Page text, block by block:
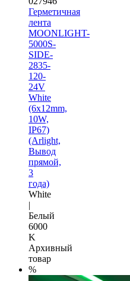
Герметичная
лента
MOONLIGHT-
5000S-
SIDE-
2835-
120-
24V
White
(6х12mm,
10W,
IP67)
(Arlight,
Вывод
прямой,
3
года)
White
|
Белый
6000
K
Архивный
товар
%